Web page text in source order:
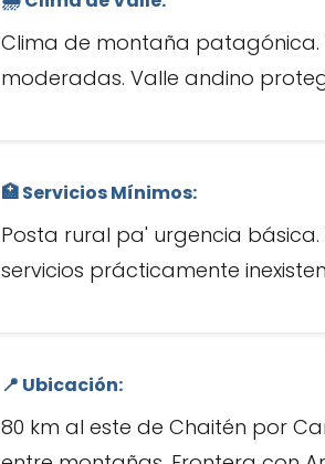
Clima de montaña patagónica.
moderadas. Valle andino
🏥 Servicios Mínimos:
Posta rural pa' urgencia
servicios prácticamente
📍 Ubicación:
80 km al este de Chaitén por